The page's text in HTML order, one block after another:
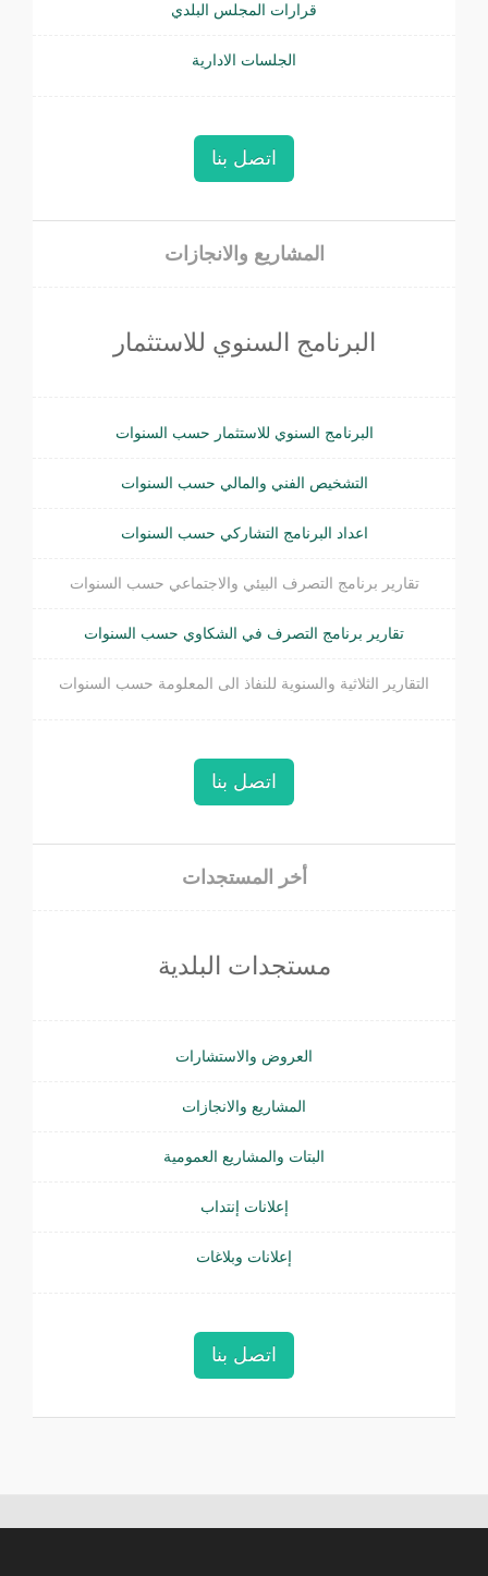
قرارات المجلس البلدي
الجلسات الادارية
اتصل بنا
المشاريع والانجازات
البرنامج السنوي للاستثمار
البرنامج السنوي للاستثمار حسب السنوات
التشخيص الفني والمالي حسب السنوات
اعداد البرنامج التشاركي حسب السنوات
تقارير برنامج التصرف البيئي والاجتماعي حسب السنوات
تقارير برنامج التصرف في الشكاوي حسب السنوات
التقارير الثلاثية والسنوية للنفاذ الى المعلومة حسب السنوات
اتصل بنا
أخر المستجدات
مستجدات البلدية
العروض والاستشارات
المشاريع والانجازات
البتات والمشاريع العمومية
إعلانات إنتداب
إعلانات وبلاغات
اتصل بنا